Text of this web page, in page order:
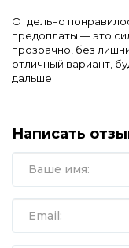
Отдельно
предоплаты — это
прозрачно, без
отличный вариант,
дальше.
Написать